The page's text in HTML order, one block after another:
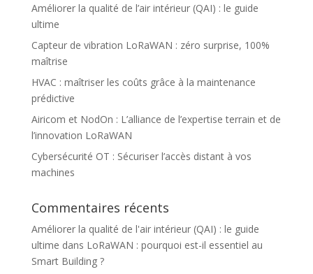
Améliorer la qualité de l’air intérieur (QAI) : le guide
ultime
Capteur de vibration LoRaWAN : zéro surprise, 100%
maîtrise
HVAC : maîtriser les coûts grâce à la maintenance
prédictive
Airicom et NodOn : L’alliance de l’expertise terrain et de
l’innovation LoRaWAN
Cybersécurité OT : Sécuriser l’accès distant à vos
machines
Commentaires récents
Améliorer la qualité de l'air intérieur (QAI) : le guide
ultime dans LoRaWAN : pourquoi est-il essentiel au
Smart Building ?